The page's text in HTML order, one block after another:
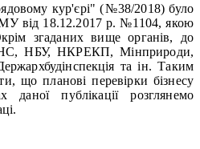
кур'єрі" (№38/2018) було
від 18.12.2017 р. №1104, якою
згаданих вище органів, до
НБУ, НКРЕКП, Мінприроди,
та ін. Таким
що планові перевірки бізнесу
публікації розглянемо